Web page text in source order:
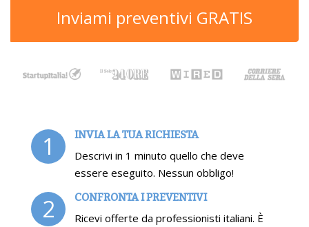
Inviami preventivi GRATIS
1 INVIA LA TUA RICHIESTA
Descrivi in 1 minuto quello che deve
essere eseguito. Nessun obbligo!
2 CONFRONTA I PREVENTIVI
Ricevi offerte da professionisti italiani. È